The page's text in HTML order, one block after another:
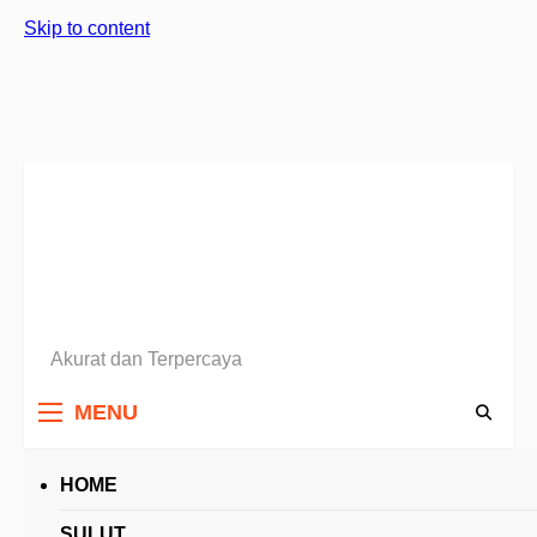
Skip to content
Berita Sulawesi Utara
Akurat dan Terpercaya
MENU
HOME
HEADLINES